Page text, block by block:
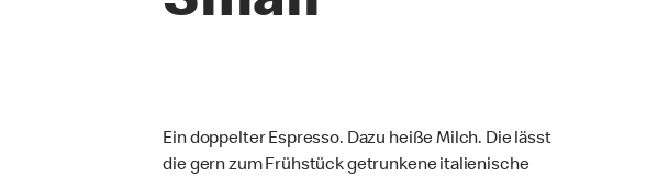
Ein doppelter Espresso. Dazu heiße Milch. Die lässt
die gern zum Frühstück getrunkene italienische